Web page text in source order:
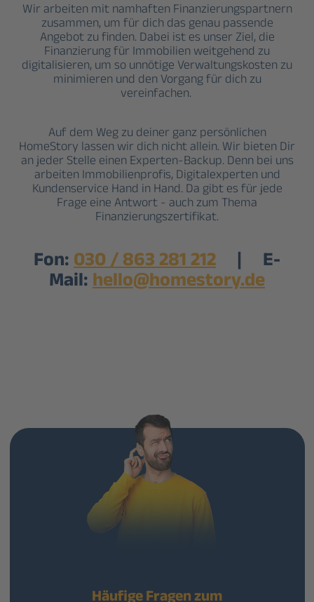
Wir arbeiten mit namhaften Finanzierungspartnern
zusammen, um für dich das genau passende
Angebot zu finden. Dabei ist es unser Ziel, die
Finanzierung für Immobilien weitgehend zu
digitalisieren, um so unnötige Verwaltungskosten zu
minimieren und den Vorgang für dich zu
vereinfachen.
Auf dem Weg zu deiner ganz persönlichen
HomeStory lassen wir dich nicht allein. Wir bieten Dir
an jeder Stelle einen Experten-Backup. Denn bei uns
arbeiten Immobilienprofis, Digitalexperten und
Kundenservice Hand in Hand. Da gibt es für jede
Frage eine Antwort - auch zum Thema
Finanzierungszertifikat.
Fon: 030 / 863 281 212 | E-
Mail: hello@homestory.de
Häufige Fragen zum